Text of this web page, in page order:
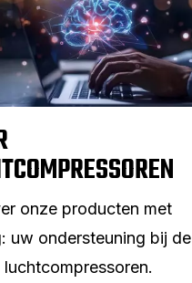
onze producten met
uw ondersteuning bij de